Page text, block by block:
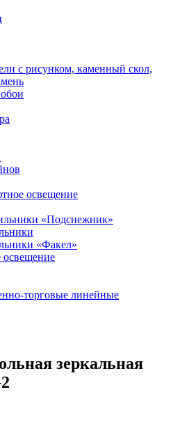
с рисунком, каменный скол,
освещение
«Подснежник»
«Факел»
торговые линейные
зеркальная